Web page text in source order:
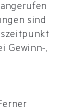
sind
Gewinn-,